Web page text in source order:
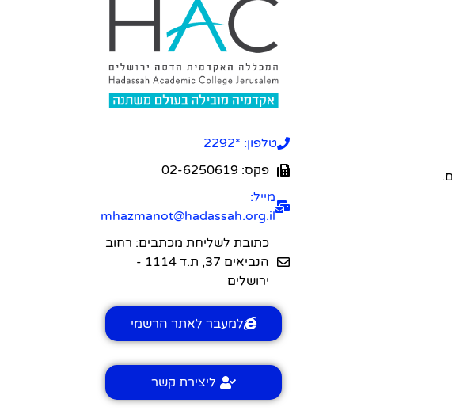
טלפון: *2292
פקס: 02-6250619
מייל:
mhazmanot@hadassah.org.il
כתובת לשליחת מכתבים: רחוב
הנביאים 37, ת.ד 1114 -
ירושלים
למעבר לאתר הרשמי
ליצירת קשר